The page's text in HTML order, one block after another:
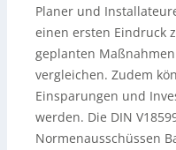
Planer und
einen ersten Eindruck
geplanten
vergleichen. Zudem
Einsparungen und
werden. Die DIN
Normenausschüssen